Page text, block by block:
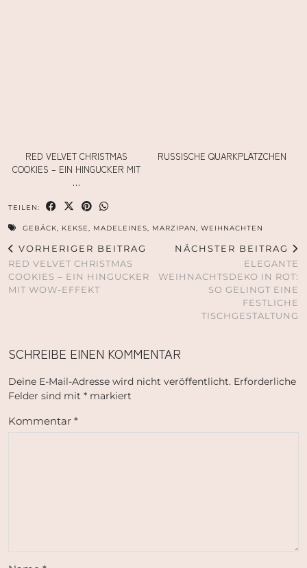
RED VELVET CHRISTMAS
COOKIES – EIN HINGUCKER MIT
…
RUSSISCHE QUARKPLÄTZCHEN
TEILEN:
GEBÄCK, KEKSE, MADELEINES, MARZIPAN, WEIHNACHTEN
VORHERIGER BEITRAG
RED VELVET CHRISTMAS
COOKIES – EIN HINGUCKER
MIT WOW-EFFEKT
NÄCHSTER BEITRAG
ELEGANTE
WEIHNACHTSDEKO IN ROT:
SO GELINGT EINE
FESTLICHE
TISCHGESTALTUNG
SCHREIBE EINEN KOMMENTAR
Deine E-Mail-Adresse wird nicht veröffentlicht. Erforderliche
Felder sind mit * markiert
Kommentar *